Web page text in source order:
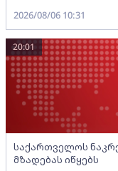
2026/08/06 10:31
საქართველოს
მზადებას იწყებს
20:01